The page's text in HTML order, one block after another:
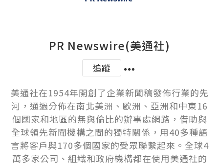
PR Newswire(美通社)
追蹤
美通社在1954年開創了企業新聞稿發佈行業的先
河，通過分佈在南北美洲、歐洲、亞洲和中東16
個國家和地區的無與倫比的辦事處網路，借助與
全球領先新聞機構之間的獨特關係，用40多種語
言將客戶與170多個國家的受眾聯繫起來。全球4
萬多家公司、組織和政府機構都在使用美通社的